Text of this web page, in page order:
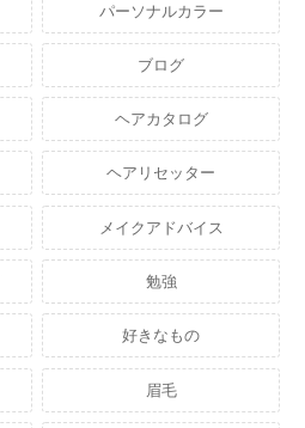
パーソナルカラー
ブログ
ヘアカタログ
ヘアリセッター
メイクアドバイス
勉強
好きなもの
眉毛